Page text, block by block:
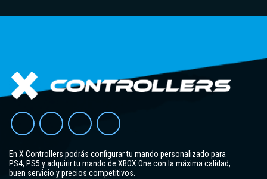
En X Controllers podrás configurar tu mando personalizado para
PS4, PS5 y adquirir tu mando de XBOX One con la máxima calidad,
buen servicio y precios competitivos.